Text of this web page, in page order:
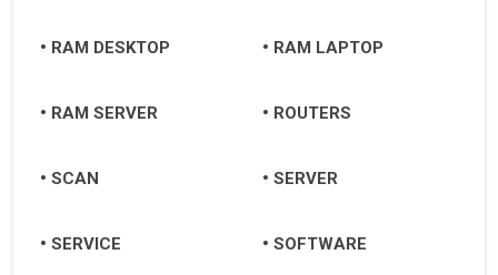
Quảng Nam
RAM DESKTOP RAM LAPTOP
RAM SERVER ROUTERS
SCAN SERVER
SERVICE SOFTWARE